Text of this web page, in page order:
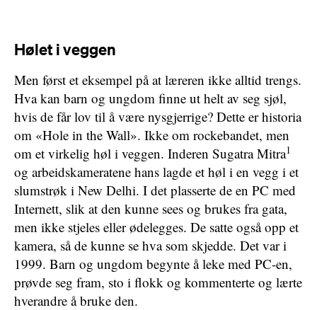
Hølet i veggen
Men først et eksempel på at læreren ikke alltid trengs.
Hva kan barn og ungdom finne ut helt av seg sjøl,
hvis de får lov til å være nysgjerrige? Dette er historia
om «Hole in the Wall». Ikke om rockebandet, men
om et virkelig høl i veggen. Inderen Sugatra Mitra1
og arbeidskameratene hans lagde et høl i en vegg i et
slumstrøk i New Delhi. I det plasserte de en PC med
Internett, slik at den kunne sees og brukes fra gata,
men ikke stjeles eller ødelegges. De satte også opp et
kamera, så de kunne se hva som skjedde. Det var i
1999. Barn og ungdom begynte å leke med PC-en,
prøvde seg fram, sto i flokk og kommenterte og lærte
hverandre å bruke den.